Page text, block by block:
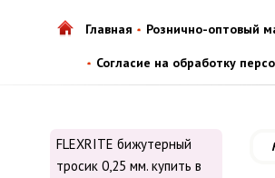
Главная Рознично-оптовый
Согласие на обработку
FLEXRITE бижутерный
тросик 0,25 мм. купить в